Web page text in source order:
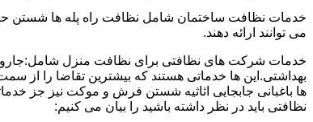
خدمات نظافت ساختمان شامل نظافت راه پله ها شستن
می توانند ارائه دهند.
خدمات شرکت های نظافتی برای نظافت منزل
بهداشتی.این ها خدماتی هستند که بیشترین تقاضا را از
ها باغبانی جابجایی اثاثیه شستن فرش و موکت نیز جز
نظافتی باید در نظر داشته باشید را بیان می کنیم: